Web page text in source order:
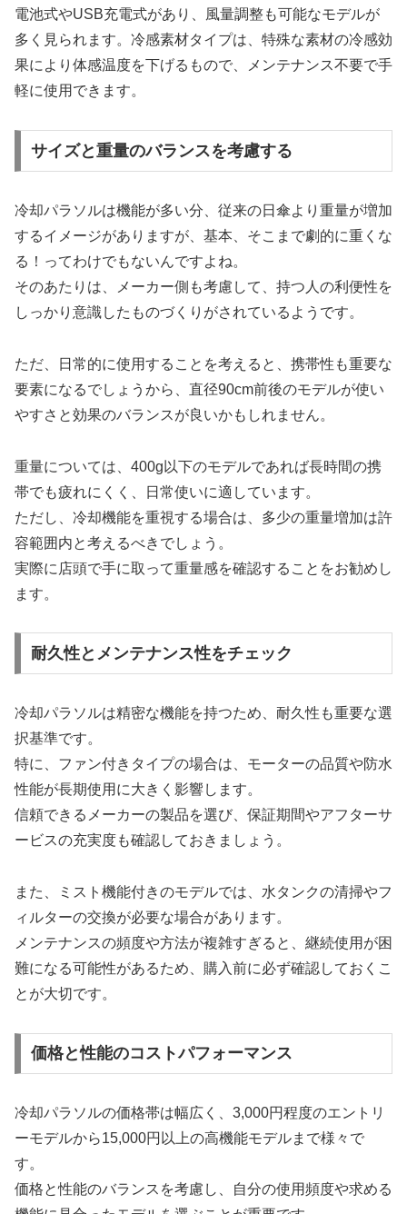
電池式やUSB充電式があり、風量調整も可能なモデルが
多く見られます。冷感素材タイプは、特殊な素材の冷感効
果により体感温度を下げるもので、メンテナンス不要で手
軽に使用できます。
サイズと重量のバランスを考慮する
冷却パラソルは機能が多い分、従来の日傘より重量が増加
するイメージがありますが、基本、そこまで劇的に重くな
る！ってわけでもないんですよね。
そのあたりは、メーカー側も考慮して、持つ人の利便性を
しっかり意識したものづくりがされているようです。
ただ、日常的に使用することを考えると、携帯性も重要な
要素になるでしょうから、直径90cm前後のモデルが使い
やすさと効果のバランスが良いかもしれません。
重量については、400g以下のモデルであれば長時間の携
帯でも疲れにくく、日常使いに適しています。
ただし、冷却機能を重視する場合は、多少の重量増加は許
容範囲内と考えるべきでしょう。
実際に店頭で手に取って重量感を確認することをお勧めし
ます。
耐久性とメンテナンス性をチェック
冷却パラソルは精密な機能を持つため、耐久性も重要な選
択基準です。
特に、ファン付きタイプの場合は、モーターの品質や防水
性能が長期使用に大きく影響します。
信頼できるメーカーの製品を選び、保証期間やアフターサ
ービスの充実度も確認しておきましょう。
また、ミスト機能付きのモデルでは、水タンクの清掃やフ
ィルターの交換が必要な場合があります。
メンテナンスの頻度や方法が複雑すぎると、継続使用が困
難になる可能性があるため、購入前に必ず確認しておくこ
とが大切です。
価格と性能のコストパフォーマンス
冷却パラソルの価格帯は幅広く、3,000円程度のエントリ
ーモデルから15,000円以上の高機能モデルまで様々で
す。
価格と性能のバランスを考慮し、自分の使用頻度や求める